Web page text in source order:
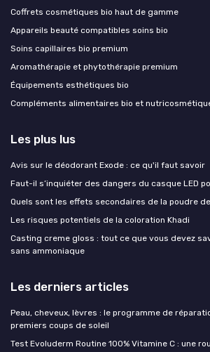
Coffrets cosmétiques bio haut de gamme
Appareils beauté compatibles soins bio
Soins capillaires bio premium
Aromathérapie et phytothérapie premium
Équipements esthétiques bio
Compléments alimentaires bio et
Les plus lus
Avis sur le déodorant Exode : ce qu'il faut savoir
Faut-il s’inquiéter des dangers du casque LED
Quels sont les effets secondaires de la poudre
Les risques potentiels de la coloration Khadi
Casting creme gloss : tout ce que vous devez
sans ammoniaque
Les derniers articles
Peau, cheveux, lèvres : le programme de
premiers coups de soleil
Test Evoluderm Routine 100% Vitamine C : une